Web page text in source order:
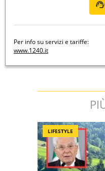
Per info su servizi e tariffe:
www.1240.it
LIFESTYLE